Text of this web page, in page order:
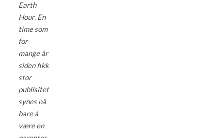
Earth
Hour. En
time som
for
mange år
siden fikk
stor
publisitet
synes nå
bare å
være en